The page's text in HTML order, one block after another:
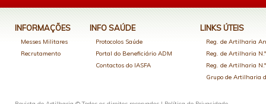
INFORMAÇÕES
Messes Militares
Recrutamento
INFO SAÚDE
Protocolos Saúde
Portal do Beneficiário ADM
Contactos do IASFA
LINKS ÚTEIS
Reg. de Artilharia
Reg. de Artilharia
Reg. de Artilharia
Grupo de Artilharia